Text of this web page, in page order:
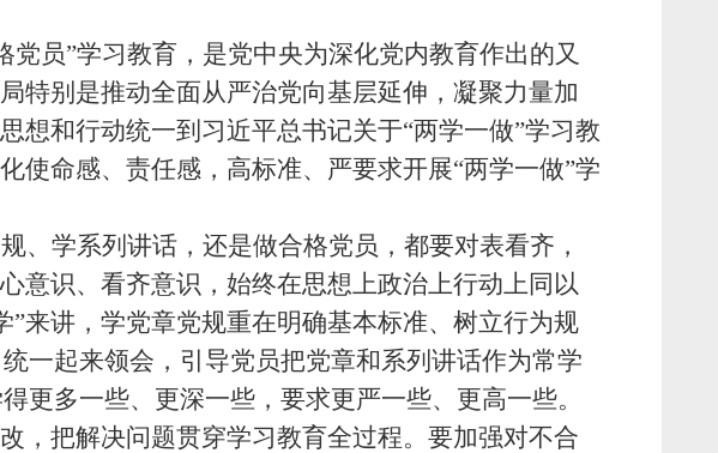
员”学习教育，是党中央为深化党内教育作出的又
特别是推动全面从严治党向基层延伸，凝聚力量加
想和行动统一到习近平总书记关于“两学一做”学习教
使命感、责任感，高标准、严要求开展“两学一做”学
、学系列讲话，还是做合格党员，都要对表看齐，
意识、看齐意识，始终在思想上政治上行动上同以
来讲，学党章党规重在明确基本标准、树立行为规
一起来领会，引导党员把党章和系列讲话作为常学
更多一些、更深一些，要求更严一些、更高一些。
，把解决问题贯穿学习教育全过程。要加强对不合